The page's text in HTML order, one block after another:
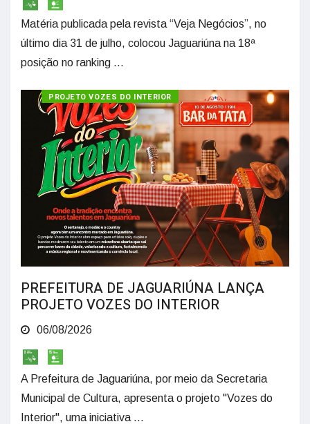
Matéria publicada pela revista “Veja Negócios”, no
último dia 31 de julho, colocou Jaguariúna na 18ª
posição no ranking ...
PROJETO VOZES DO INTERIOR
PREFEITURA DE JAGUARIÚNA LANÇA
PROJETO VOZES DO INTERIOR
06/08/2026
A Prefeitura de Jaguariúna, por meio da Secretaria
Municipal de Cultura, apresenta o projeto "Vozes do
Interior", uma iniciativa ...